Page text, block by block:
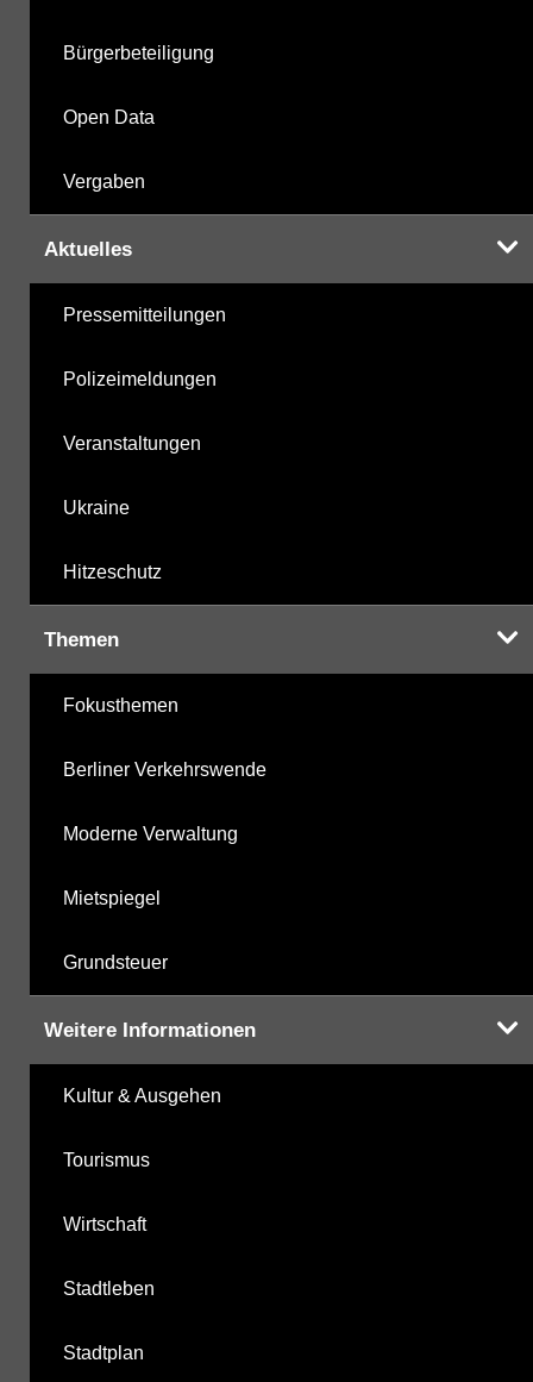
Bürgerbeteiligung
Open Data
Vergaben
Aktuelles
Pressemitteilungen
Polizeimeldungen
Veranstaltungen
Ukraine
Hitzeschutz
Themen
Fokusthemen
Berliner Verkehrswende
Moderne Verwaltung
Mietspiegel
Grundsteuer
Weitere Informationen
Kultur & Ausgehen
Tourismus
Wirtschaft
Stadtleben
Stadtplan